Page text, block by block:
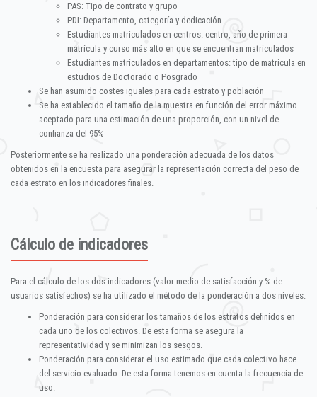
PAS: Tipo de contrato y grupo
PDI: Departamento, categoría y dedicación
Estudiantes matriculados en centros: centro, año de primera
matrícula y curso más alto en que se encuentran matriculados
Estudiantes matriculados en departamentos: tipo de matrícula en
estudios de Doctorado o Posgrado
Se han asumido costes iguales para cada estrato y población
Se ha establecido el tamaño de la muestra en función del error máximo
aceptado para una estimación de una proporción, con un nivel de
confianza del 95%
Posteriormente se ha realizado una ponderación adecuada de los datos
obtenidos en la encuesta para asegurar la representación correcta del peso de
cada estrato en los indicadores finales.
Cálculo de indicadores
Para el cálculo de los dos indicadores (valor medio de satisfacción y % de
usuarios satisfechos) se ha utilizado el método de la ponderación a dos niveles:
Ponderación para considerar los tamaños de los estratos definidos en
cada uno de los colectivos. De esta forma se asegura la
representatividad y se minimizan los sesgos.
Ponderación para considerar el uso estimado que cada colectivo hace
del servicio evaluado. De esta forma tenemos en cuenta la frecuencia de
uso.